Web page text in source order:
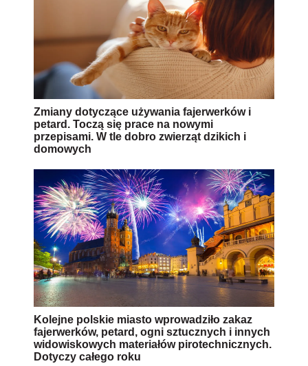
Zmiany dotyczące używania fajerwerków i
petard. Toczą się prace na nowymi
przepisami. W tle dobro zwierząt dzikich i
domowych
Kolejne polskie miasto wprowadziło zakaz
fajerwerków, petard, ogni sztucznych i innych
widowiskowych materiałów pirotechnicznych.
Dotyczy całego roku